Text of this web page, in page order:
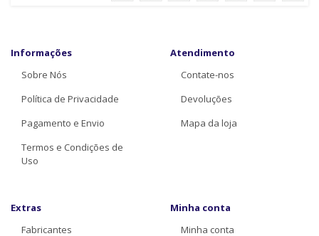
Informações
Sobre Nós
Política de Privacidade
Pagamento e Envio
Termos e Condições de
Uso
Atendimento
Contate-nos
Devoluções
Mapa da loja
Extras
Fabricantes
Minha conta
Minha conta